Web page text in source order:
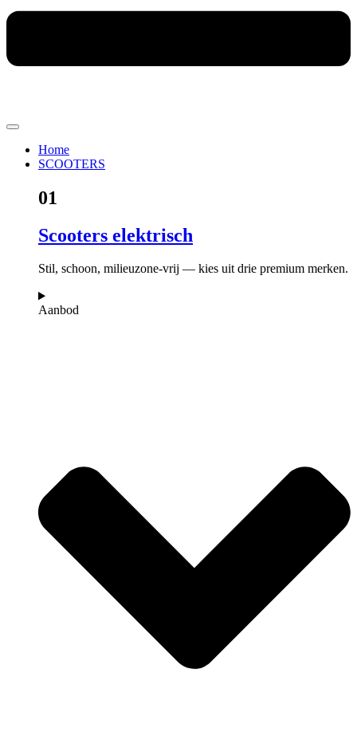
Home
SCOOTERS
01
Scooters elektrisch
Stil, schoon, milieuzone-vrij — kies uit drie premium merken.
Aanbod